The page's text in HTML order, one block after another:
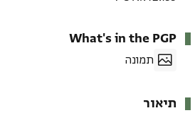
What's in the PGP
תמונה
תיאור